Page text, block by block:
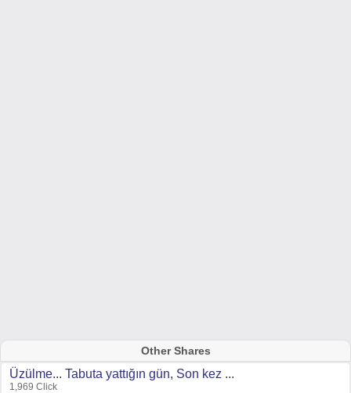
Other Shares
Üzülme... Tabuta yattığın gün, Son kez ...
1,969 Click